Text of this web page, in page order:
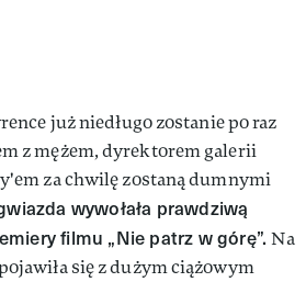
już niedługo zostanie po raz
z mężem, dyrektorem galerii
za chwilę zostaną dumnymi
wywołała prawdziwą
filmu „Nie patrz w górę”.Na
się z dużym ciążowym